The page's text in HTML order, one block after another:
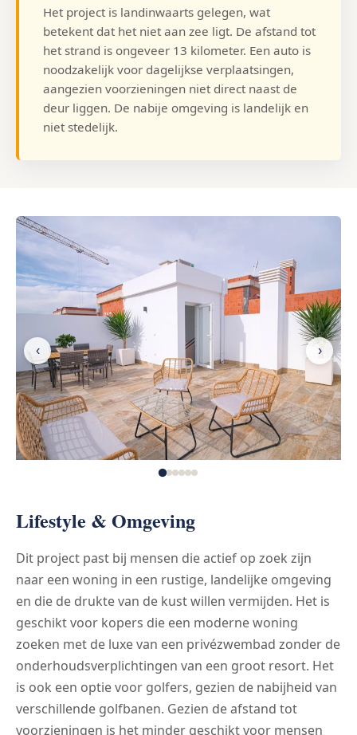
Het project is landinwaarts gelegen, wat
betekent dat het niet aan zee ligt. De afstand tot
het strand is ongeveer 13 kilometer. Een auto is
noodzakelijk voor dagelijkse verplaatsingen,
aangezien voorzieningen niet direct naast de
deur liggen. De nabije omgeving is landelijk en
niet stedelijk.
Lifestyle & Omgeving
Dit project past bij mensen die actief op zoek zijn
naar een woning in een rustige, landelijke omgeving
en die de drukte van de kust willen vermijden. Het is
geschikt voor kopers die een moderne woning
zoeken met de luxe van een privézwembad zonder de
onderhoudsverplichtingen van een groot resort. Het
is ook een optie voor golfers, gezien de nabijheid van
verschillende golfbanen. Gezien de afstand tot
voorzieningen is het minder geschikt voor mensen
‹ ›